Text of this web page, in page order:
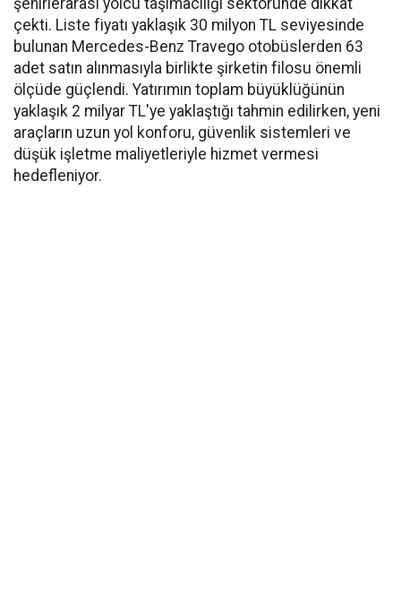
şehirlerarası yolcu taşımacılığı sektöründe dikkat
çekti. Liste fiyatı yaklaşık 30 milyon TL seviyesinde
bulunan Mercedes-Benz Travego otobüslerden 63
adet satın alınmasıyla birlikte şirketin filosu önemli
ölçüde güçlendi. Yatırımın toplam büyüklüğünün
yaklaşık 2 milyar TL'ye yaklaştığı tahmin edilirken, yeni
araçların uzun yol konforu, güvenlik sistemleri ve
düşük işletme maliyetleriyle hizmet vermesi
hedefleniyor.